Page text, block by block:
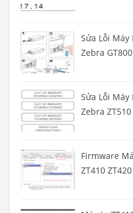
Sửa Lỗi Máy
Zebra GT800
Sửa Lỗi Máy
Zebra ZT510
Firmware
ZT410 ZT420